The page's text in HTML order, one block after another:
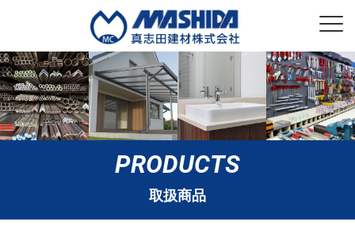
PRODUCTS
取扱商品